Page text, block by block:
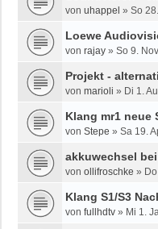
von uhappel » So
Loewe
von rajay » So 9.
Projekt -
von marioli » Di 1.
Klang mr1 neue
von Stepe » Sa 19.
akkuwechsel
von ollifroschke »
Klang S1/S3
von fullhdtv » Mi 1.